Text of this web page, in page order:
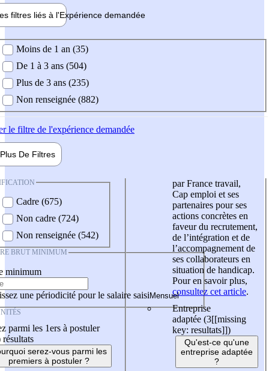
filtres liés à l'Expérience demandée
demandée
Moins de 1 an (35)
De 1 à 3 ans (504)
Plus de 3 ans (235)
Non renseignée (882)
le filtre de l'expérience demandée
Plus De Filtres
Cadre (675)
Non cadre (724)
Non renseignée (542)
BRUT MINIMUM
minimum
une périodicité pour le salaire saisi
parmi les 1ers à postuler
résultats
serez-vous parmi les
premiers à postuler ?
par France travail,
Cap emploi et ses
partenaires pour ses
actions concrètes en
faveur du recrutement,
de l’intégration et de
l’accompagnement de
ses collaborateurs en
situation de handicap.
Pour en savoir plus,
consultez cet article.
Entreprise
adaptée (3[[missing
key: resultats]])
Qu'est-ce qu'une
entreprise adaptée
?